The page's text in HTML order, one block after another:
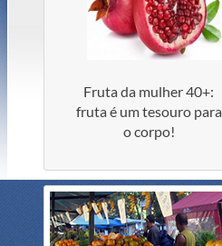
Fruta da mulher 40+:
fruta é um tesouro para
o corpo!